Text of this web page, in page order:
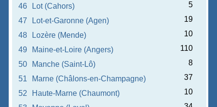
46
Lot (Cahors)
5
47
Lot-et-Garonne (Agen)
19
48
Lozère (Mende)
10
49
Maine-et-Loire (Angers)
110
50
Manche (Saint-Lô)
8
51
Marne (Châlons-en-Champagne)
37
52
Haute-Marne (Chaumont)
10